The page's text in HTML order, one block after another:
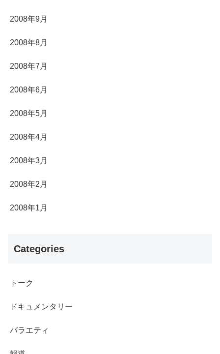
2008年9月
2008年8月
2008年7月
2008年6月
2008年5月
2008年4月
2008年3月
2008年2月
2008年1月
Categories
トーク
ドキュメンタリー
バラエティ